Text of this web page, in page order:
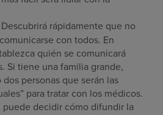
Descubrirá rápidamente que no
con todos. En
quién se comunicará
Si tiene una familia grande,
personas que serán las
para tratar con los médicos.
decidir cómo difundir la